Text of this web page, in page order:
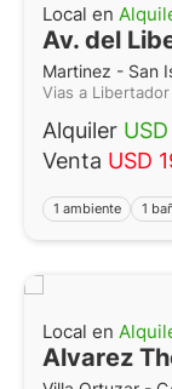
Local en
Av. del
Martinez - San
Vias a Libertador
Alquiler
Venta USD
1 ambiente 1
Local en
Alvarez